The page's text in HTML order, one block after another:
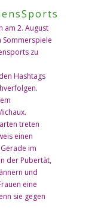
am 2. August
Sommerspiele
zu
Hashtags
treten
einen
im
der Pubertät,
und
eine
sie gegen